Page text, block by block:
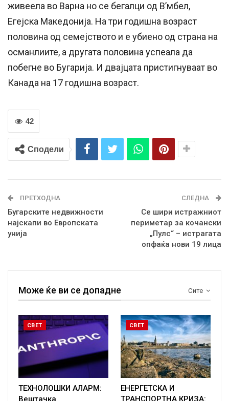
живеела во Варна но се бегалци од В’мбел,
Егејска Македонија. На три годишна возраст
половина од семејството и е убиено од страна на
османлиите, а другата половина успеала да
побегне во Бугарија. И двајцата пристигнуваат во
Канада на 17 годишна возраст.
42
Сподели
ПРЕТХОДНА
Бугарските недвижности
најскапи во Европската
унија
СЛЕДНА
Се шири истражниот
периметар за кочански
„Пулс“ – истрагата
опфаќа нови 19 лица
Сите
Може ќе ви се допадне
СВЕТ
ТЕХНОЛОШКИ АЛАРМ:
Вештачка
СВЕТ
ЕНЕРГЕТСКА И
ТРАНСПОРТНА КРИЗА: